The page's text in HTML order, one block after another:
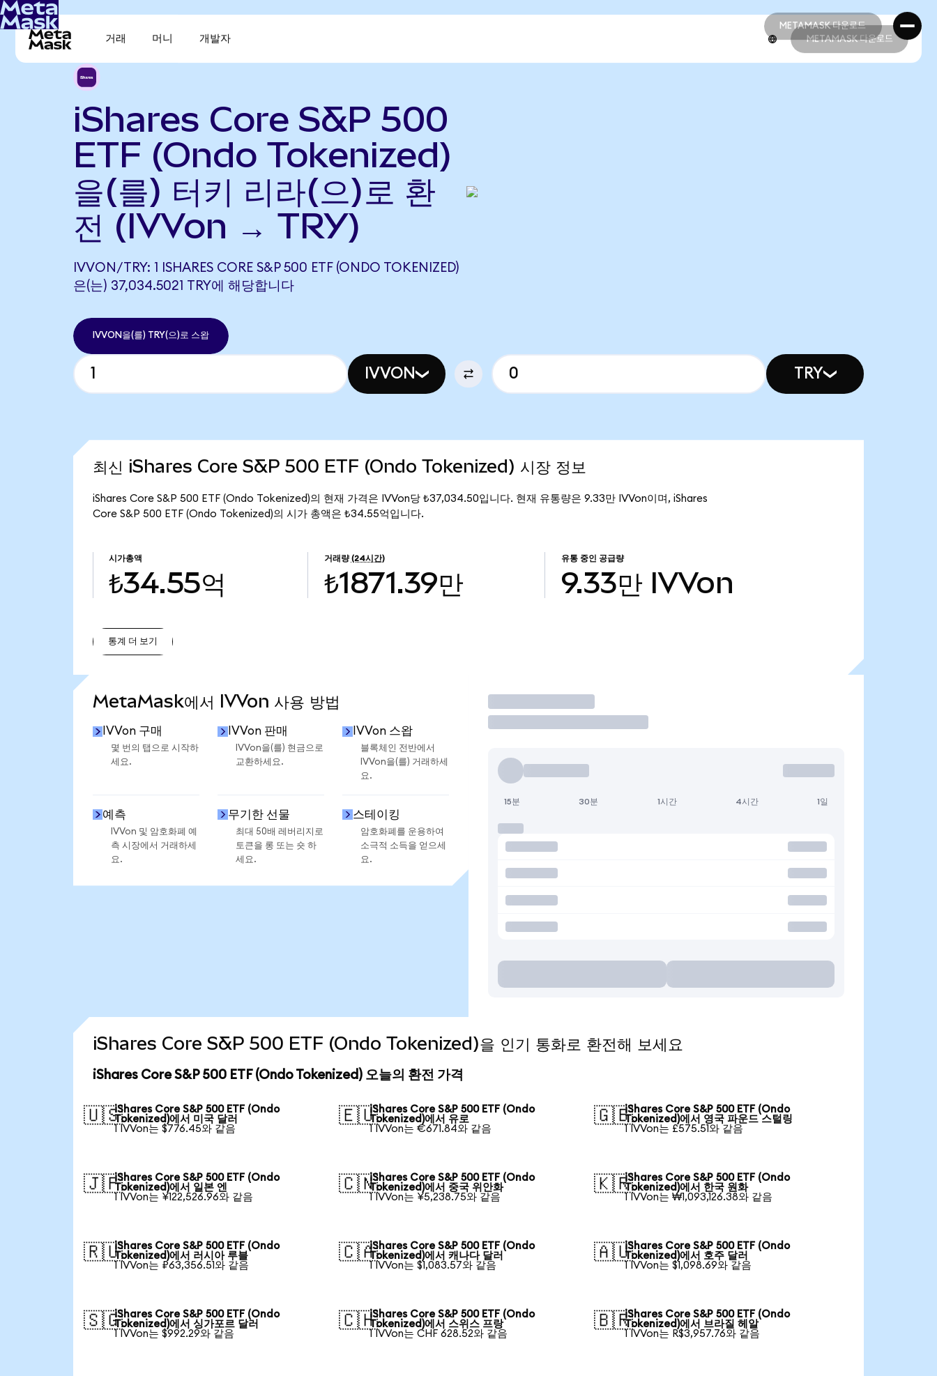
METAMASK 다운로드
METAMASK 다운로드
거래 머니 개발자 METAMASK 다운로드
iShares Core S&P 500
ETF (Ondo Tokenized)
을(를) 터키 리라(으)로 환
전 (IVVon → TRY)
IVVON/TRY: 1 ISHARES CORE S&P 500 ETF (ONDO TOKENIZED)
은(는) 37,034.5021 TRY에 해당합니다
IVVON을(를) TRY(으)로 스왑
IVVON TRY
최신 iShares Core S&P 500 ETF (Ondo Tokenized) 시장 정보
iShares Core S&P 500 ETF (Ondo Tokenized)의 현재 가격은 IVVon당 ₺37,034.50입니다. 현재 유통량은 9.33만 IVVon이며, iShares
Core S&P 500 ETF (Ondo Tokenized)의 시가 총액은 ₺34.55억입니다.
시가총액
₺34.55억
거래량 (24시간)
₺1871.39만
유통 중인 공급량
9.33만 IVVon
통계 더 보기
MetaMask에서 IVVon 사용 방법
IVVon 구매
몇 번의 탭으로 시작하
세요.
IVVon 판매
IVVon을(를) 현금으로
교환하세요.
IVVon 스왑
블록체인 전반에서
IVVon을(를) 거래하세
요.
예측
IVVon 및 암호화폐 예
측 시장에서 거래하세
요.
무기한 선물
최대 50배 레버리지로
토큰을 롱 또는 숏 하
세요.
스테이킹
암호화폐를 운용하여
소극적 소득을 얻으세
요.
거래
15분 30분 1시간 4시간 1일
iShares Core S&P 500 ETF (Ondo Tokenized)을 인기 통화로 환전해 보세요
iShares Core S&P 500 ETF (Ondo Tokenized) 오늘의 환전 가격
🇺🇸iShares Core S&P 500 ETF (Ondo
Tokenized)에서 미국 달러
1 IVVon는 $776.45와 같음
🇪🇺iShares Core S&P 500 ETF (Ondo
Tokenized)에서 유로
1 IVVon는 €671.84와 같음
🇬🇧iShares Core S&P 500 ETF (Ondo
Tokenized)에서 영국 파운드 스털링
1 IVVon는 £575.51와 같음
🇯🇵iShares Core S&P 500 ETF (Ondo
Tokenized)에서 일본 엔
1 IVVon는 ¥122,526.96와 같음
🇨🇳iShares Core S&P 500 ETF (Ondo
Tokenized)에서 중국 위안화
1 IVVon는 ¥5,238.75와 같음
🇰🇷iShares Core S&P 500 ETF (Ondo
Tokenized)에서 한국 원화
1 IVVon는 ₩1,093,126.38와 같음
🇷🇺iShares Core S&P 500 ETF (Ondo
Tokenized)에서 러시아 루블
1 IVVon는 ₽63,356.51와 같음
🇨🇦iShares Core S&P 500 ETF (Ondo
Tokenized)에서 캐나다 달러
1 IVVon는 $1,083.57와 같음
🇦🇺iShares Core S&P 500 ETF (Ondo
Tokenized)에서 호주 달러
1 IVVon는 $1,098.69와 같음
🇸🇬iShares Core S&P 500 ETF (Ondo
Tokenized)에서 싱가포르 달러
1 IVVon는 $992.29와 같음
🇨🇭iShares Core S&P 500 ETF (Ondo
Tokenized)에서 스위스 프랑
1 IVVon는 CHF 628.52와 같음
🇧🇷iShares Core S&P 500 ETF (Ondo
Tokenized)에서 브라질 헤알
1 IVVon는 R$3,957.76와 같음